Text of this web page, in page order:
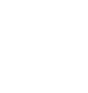
En hun Profeet zei